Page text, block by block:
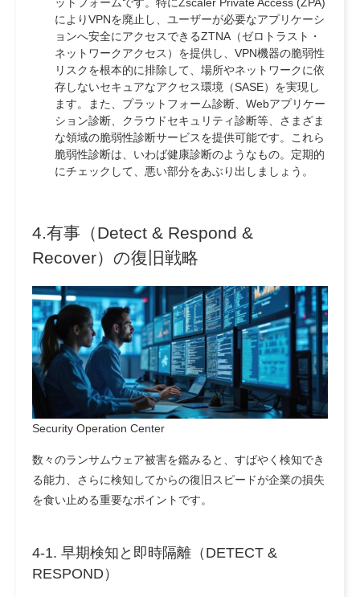
ットフォームです。特にZscaler Private Access (ZPA)
によりVPNを廃止し、ユーザーが必要なアプリケーシ
ョンへ安全にアクセスできるZTNA（ゼロトラスト・
ネットワークアクセス）を提供し、VPN機器の脆弱性
リスクを根本的に排除して、場所やネットワークに依
存しないセキュアなアクセス環境（SASE）を実現し
ます。また、プラットフォーム診断、Webアプリケー
ション診断、クラウドセキュリティ診断等、さまざま
な領域の脆弱性診断サービスを提供可能です。これら
脆弱性診断は、いわば健康診断のようなもの。定期的
にチェックして、悪い部分をあぶり出しましょう。
4.有事（Detect & Respond &
Recover）の復旧戦略
Security Operation Center
数々のランサムウェア被害を鑑みると、すばやく検知でき
る能力、さらに検知してからの復旧スピードが企業の損失
を食い止める重要なポイントです。
4-1. 早期検知と即時隔離（DETECT &
RESPOND）